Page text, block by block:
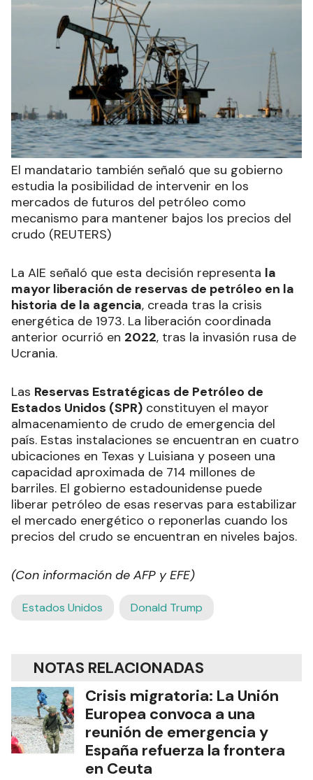
El mandatario también señaló que su gobierno
estudia la posibilidad de intervenir en los
mercados de futuros del petróleo como
mecanismo para mantener bajos los precios del
crudo (REUTERS)
La AIE señaló que esta decisión representa la
mayor liberación de reservas de petróleo en la
historia de la agencia, creada tras la crisis
energética de 1973. La liberación coordinada
anterior ocurrió en 2022, tras la invasión rusa de
Ucrania.
Las Reservas Estratégicas de Petróleo de
Estados Unidos (SPR) constituyen el mayor
almacenamiento de crudo de emergencia del
país. Estas instalaciones se encuentran en cuatro
ubicaciones en Texas y Luisiana y poseen una
capacidad aproximada de 714 millones de
barriles. El gobierno estadounidense puede
liberar petróleo de esas reservas para estabilizar
el mercado energético o reponerlas cuando los
precios del crudo se encuentran en niveles bajos.
(Con información de AFP y EFE)
Estados Unidos Donald Trump
NOTAS RELACIONADAS
Crisis migratoria: La Unión
Europea convoca a una
reunión de emergencia y
España refuerza la frontera
en Ceuta